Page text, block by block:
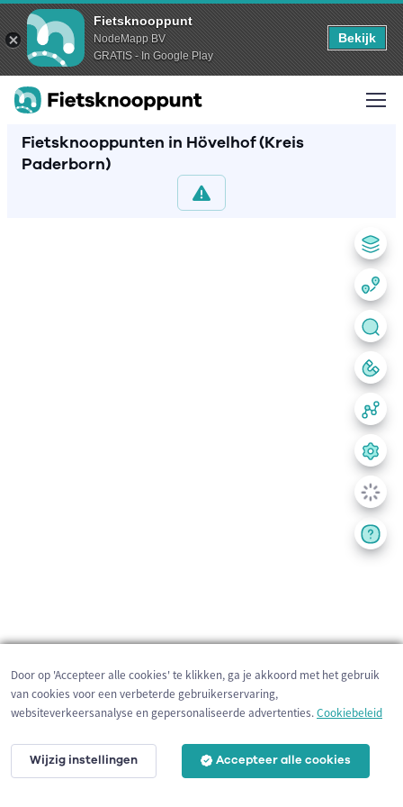
Fietsknooppunt
NodeMapp BV
GRATIS - In Google Play
Bekijk
Fietsknooppunten in Hövelhof (Kreis
Paderborn)
200 m
Door op 'Accepteer alle cookies' te klikken, ga je akkoord met het gebruik
van cookies voor een verbeterde gebruikerservaring,
websiteverkeersanalyse en gepersonaliseerde advertenties.Cookiebeleid
Wijzig instellingen Accepteer alle cookies